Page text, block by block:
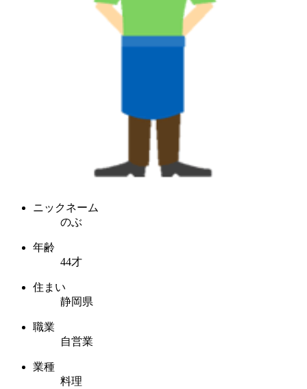
ニックネーム
のぶ
年齢
44才
住まい
静岡県
職業
自営業
業種
料理